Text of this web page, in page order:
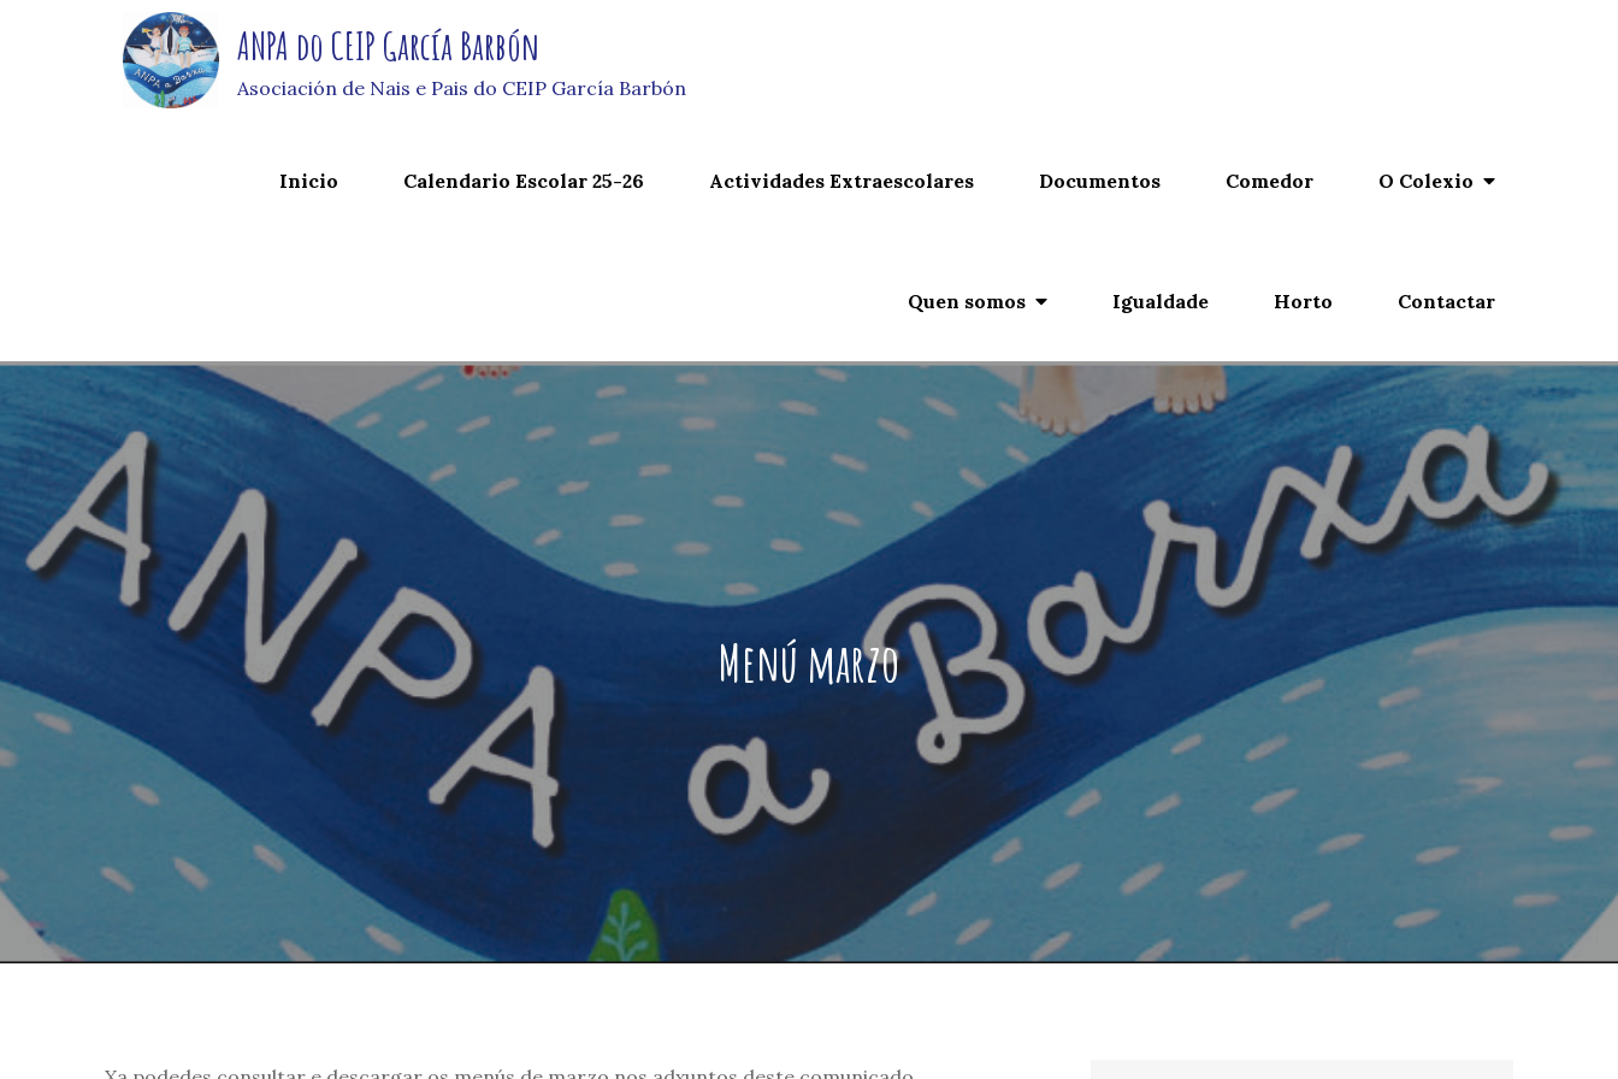
ANPA do CEIP García Barbón
Asociación de Nais e Pais do CEIP García Barbón
Inicio Calendario Escolar 25-26 Actividades Extraescolares Documentos Comedor O Colexio
Quen somos Igualdade Horto Contactar
Menú marzo